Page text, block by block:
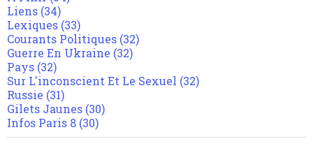
Liens (34)
Lexiques (33)
Courants Politiques (32)
Guerre En Ukraine (32)
Pays (32)
Sur L'inconscient Et Le Sexuel (32)
Russie (31)
Gilets Jaunes (30)
Infos Paris 8 (30)